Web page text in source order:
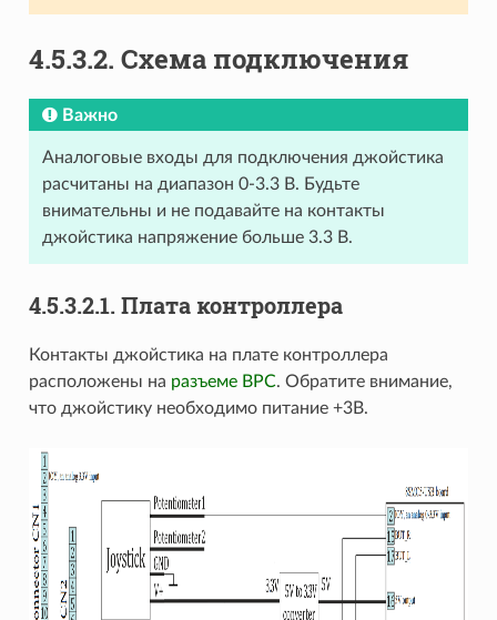
4.5.3.2. Схема подключения
Важно
Аналоговые входы для подключения джойстика
расчитаны на диапазон 0-3.3 В. Будьте
внимательны и не подавайте на контакты
джойстика напряжение больше 3.3 В.
4.5.3.2.1. Плата контроллера
Контакты джойстика на плате контроллера
расположены на разъеме BPC. Обратите внимание,
что джойстику необходимо питание +3В.